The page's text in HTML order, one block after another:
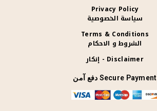
Privacy Policy
سياسة الخصوصية
Terms & Conditions
الشروط و الاحكام
Disclaimer - إنكار
Secure Payment دفع آمن